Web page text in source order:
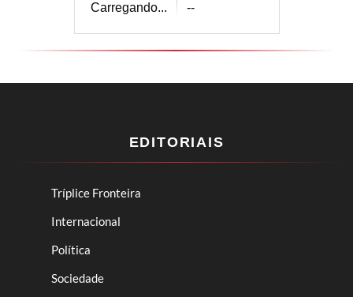
Carregando... --
EDITORIAIS
Tríplice Fronteira
Internacional
Política
Sociedade